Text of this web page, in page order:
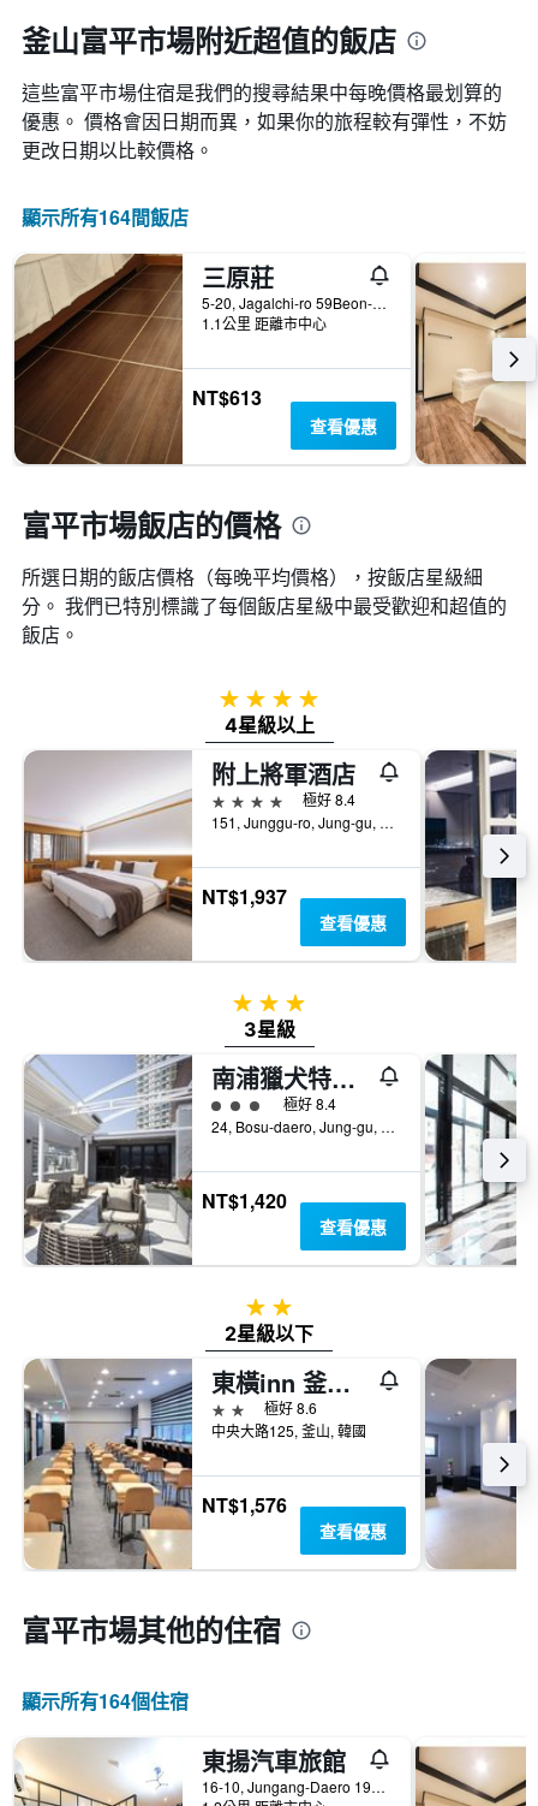
釜山富平市場附近超值的飯店
這些富平市場​住宿是我們的搜尋結果中每晚價格最划算的
優惠。 價格會因日期而異，如果你的旅程較有彈性，不妨
更改日期以比較價格。
顯示所有164間飯店
三原莊
5-20, Jagalchi-ro 59Beon-Gil, Jung-gu, 釜山, 韓國
1.1公里 距離市中心
NT$613
查看優惠
富平市場飯店的價格
所選日期的飯店價格（每晚平均價格），按飯店星級細
分。 我們已特別標識了每個飯店星級中最受歡迎和超值的
飯店。
4星級
4星級以上
附上將軍酒店
4星級
極好 8.4
151, Junggu-ro, Jung-gu, 釜山, 韓國
NT$1,937
查看優惠
3星級
3星級
南浦獵犬特級飯店
3星級評級極好 8.4
24, Bosu-daero, Jung-gu, 釜山, 韓國
NT$1,420
查看優惠
2星級
2星級以下
東橫inn 釜山站2
2星級
極好 8.6
中央大路125, 釜山, 韓國
NT$1,576
查看優惠
富平市場​其他的住宿
顯示所有164​個住宿
東揚汽車旅館
16-10, Jungang-Daero 196Beon-Gil, Dong-gu, 釜山, 韓國